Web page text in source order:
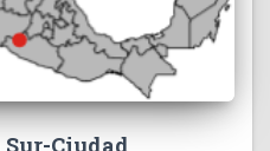
Ciudad